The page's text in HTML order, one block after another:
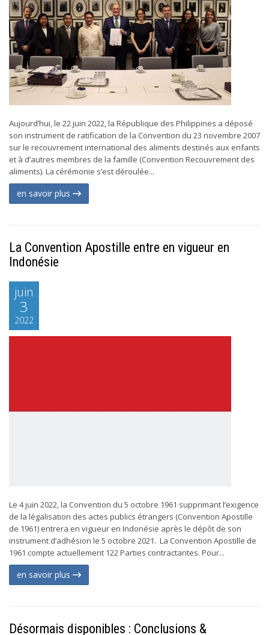
Aujourd’hui, le 22 juin 2022, la République des Philippines a déposé
son instrument de ratification de la Convention du 23 novembre 2007
sur le recouvrement international des aliments destinés aux enfants
et à d’autres membres de la famille (Convention Recouvrement des
aliments). La cérémonie s’est déroulée...
en savoir plus
La Convention Apostille entre en vigueur en
Indonésie
juin
3
2022
Le 4 juin 2022, la Convention du 5 octobre 1961 supprimant l’exigence
de la légalisation des actes publics étrangers (Convention Apostille
de 1961) entrera en vigueur en Indonésie après le dépôt de son
instrument d’adhésion le 5 octobre 2021. La Convention Apostille de
1961 compte actuellement 122 Parties contractantes. Pour...
en savoir plus
Désormais disponibles : Conclusions &